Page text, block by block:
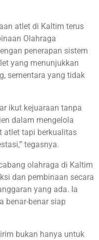
atlet di Kaltim terus
Olahraga
penerapan sistem
yang menunjukkan
sementara yang tidak
ikut kejuaraan tanpa
dalam mengelola
atlet tapi berkualitas
tegasnya.
olahraga di Kaltim
dan pembinaan secara
yang ada. Ia
benar-benar siap
bukan hanya untuk